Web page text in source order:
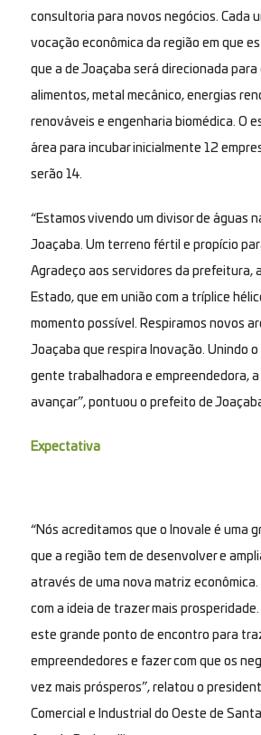
consultoria para novos negócios. Cada
vocação econômica da região em que
que a de Joaçaba será direcionada para
alimentos, metal mecânico, energias
renováveis e engenharia biomédica. O
área para incubar inicialmente 12
serão 14.
“Estamos vivendo um divisor de águas
Joaçaba. Um terreno fértil e propício
Agradeço aos servidores da prefeitura,
Estado, que em união com a tríplice
momento possível. Respiramos novos
Joaçaba que respira Inovação. Unindo
gente trabalhadora e empreendedora, a
avançar”, pontuou o prefeito de
Expectativa
“Nós acreditamos que o Inovale é uma
que a região tem de desenvolver e
através de uma nova matriz econômica.
com a ideia de trazer mais
este grande ponto de encontro para
empreendedores e fazer com que os
vez mais prósperos”, relatou o
Comercial e Industrial do Oeste de